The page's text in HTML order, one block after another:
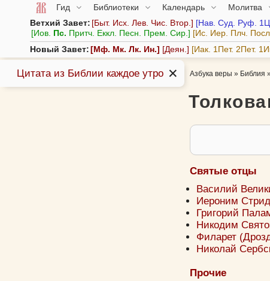
Гид Библиотеки Календарь Молитва
Ветхий Завет: Быт. Исх. Лев. Чис. Втор. Нав. Суд. Руф.
Иов. Пс. Притч. Еккл. Песн. Прем. Сир. Ис. Иер. Плч.
Новый Завет: Мф. Мк. Лк. Ин. Деян. Иак. 1Пет. 2Пет.
Азбука веры » Библия
Святые отцы
Василий
Иероним
Григорий
Никодим
Филарет
Николай
Прочие
Цитата из Библии каждое утро ✕